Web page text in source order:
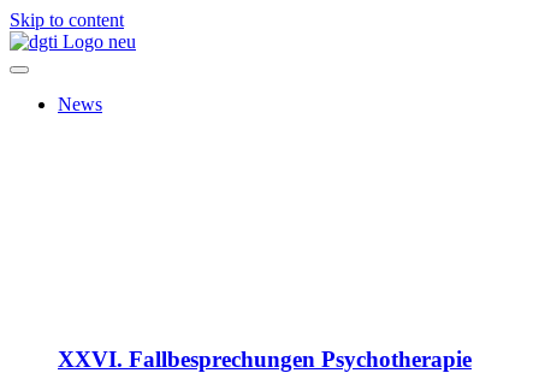
Skip to content
News
XXVI. Fallbesprechungen Psychotherapie